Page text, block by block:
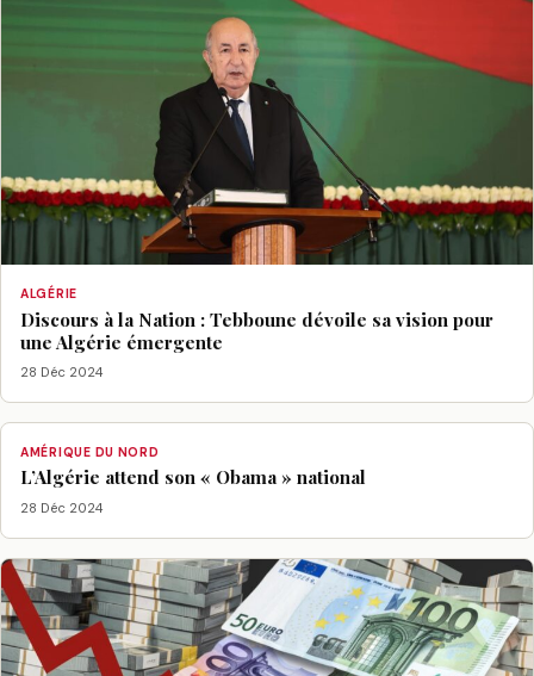
ALGÉRIE
Discours à la Nation : Tebboune dévoile sa vision pour
une Algérie émergente
28 Déc 2024
AMÉRIQUE DU NORD
L’Algérie attend son « Obama » national
28 Déc 2024